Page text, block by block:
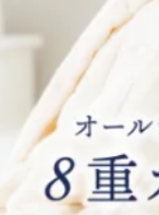
まちづくり・地域活性化